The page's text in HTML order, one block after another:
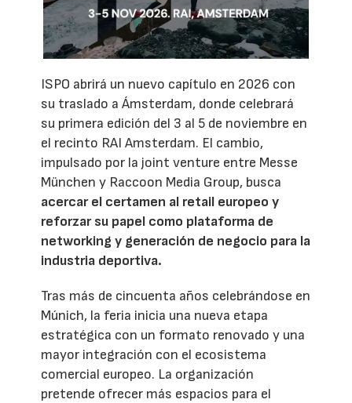
ISPO abrirá un nuevo capítulo en 2026 con
su traslado a Ámsterdam, donde celebrará
su primera edición del 3 al 5 de noviembre en
el recinto RAI Amsterdam. El cambio,
impulsado por la joint venture entre Messe
München y Raccoon Media Group, busca
acercar el certamen al retail europeo y
reforzar su papel como plataforma de
networking y generación de negocio para la
industria deportiva.
Tras más de cincuenta años celebrándose en
Múnich, la feria inicia una nueva etapa
estratégica con un formato renovado y una
mayor integración con el ecosistema
comercial europeo. La organización
pretende ofrecer más espacios para el